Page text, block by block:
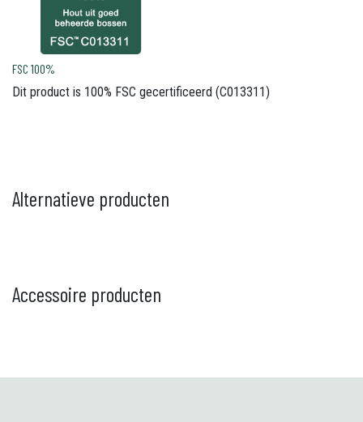
FSC 100%
Dit product is 100% FSC gecertificeerd (C013311)
Alternatieve producten
Accessoire producten